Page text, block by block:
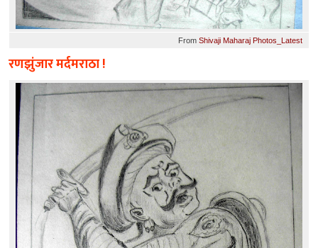
From Shivaji Maharaj Photos_Latest
रणझुंजार मर्दमराठा !